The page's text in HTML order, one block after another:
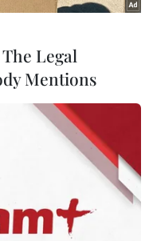
Berlin, nghi
Legal
Mentions